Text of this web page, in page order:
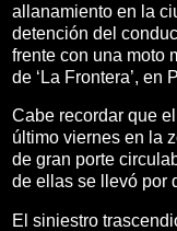
allanamiento en la
detención del
frente con una moto
de ‘La Frontera’, en
Cabe recordar que
último viernes en la
de gran porte
de ellas se llevó por
El siniestro